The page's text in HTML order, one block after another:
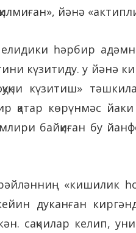
йәнә
һәрбир
күзитиду. у
күзитиш»
қатар көрүнмәс
байқиған бу
«кишилик
дуканған
сақчилар келип,